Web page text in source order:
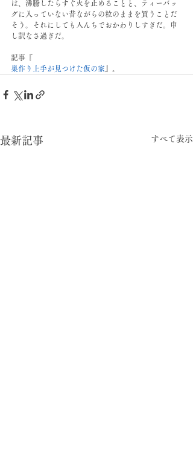
は、沸騰したらすぐ火を止めることと、ティーバッ
グに入っていない昔ながらの粒のままを買うことだ
そう。それにしても人んちでおかわりしすぎだ。申
し訳なさ過ぎだ。
記事『
巣作り上手が見つけた仮の家
最新記事 すべて表示